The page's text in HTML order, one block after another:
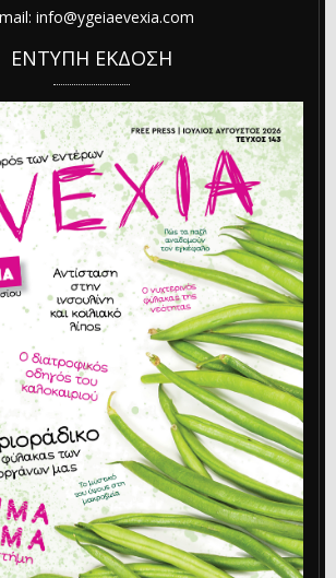
info@ygeiaevexia.com
ΕΝΤΥΠΗ ΕΚΔΟΣΗ